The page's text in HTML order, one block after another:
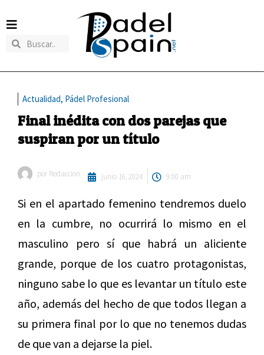
Actualidad, Pádel Profesional
Final inédita con dos parejas que
suspiran por un título
por Redaccion junio 16, 2024 9:00 am
Si en el apartado femenino tendremos duelo
en la cumbre, no ocurrirá lo mismo en el
masculino pero sí que habrá un aliciente
grande, porque de los cuatro protagonistas,
ninguno sabe lo que es levantar un título este
año, además del hecho de que todos llegan a
su primera final por lo que no tenemos dudas
de que van a dejarse la piel.